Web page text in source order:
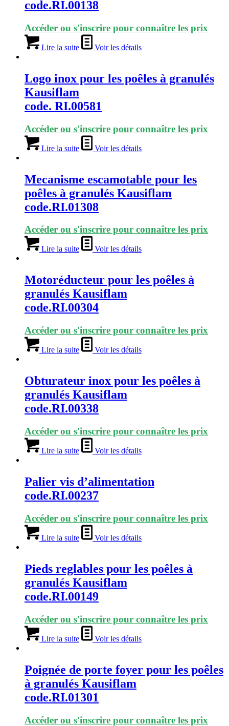
code.RI.00138
Accéder ou s'inscrire pour connaître les prix
Lire la suite Voir les détails
Logo inox pour les poêles à granulés
Kausiflam
code. RI.00581
Accéder ou s'inscrire pour connaître les prix
Lire la suite Voir les détails
Mecanisme escamotable pour les
poêles à granulés Kausiflam
code.RI.01308
Accéder ou s'inscrire pour connaître les prix
Lire la suite Voir les détails
Motoréducteur pour les poêles à
granulés Kausiflam
code.RI.00304
Accéder ou s'inscrire pour connaître les prix
Lire la suite Voir les détails
Obturateur inox pour les poêles à
granulés Kausiflam
code.RI.00338
Accéder ou s'inscrire pour connaître les prix
Lire la suite Voir les détails
Palier vis d’alimentation
code.RI.00237
Accéder ou s'inscrire pour connaître les prix
Lire la suite Voir les détails
Pieds reglables pour les poêles à
granulés Kausiflam
code.RI.00149
Accéder ou s'inscrire pour connaître les prix
Lire la suite Voir les détails
Poignée de porte foyer pour les poêles
à granulés Kausiflam
code.RI.01301
Accéder ou s'inscrire pour connaître les prix